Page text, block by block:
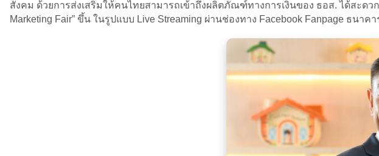
สังคม ด้วยการส่งเสริมให้คนไทยสามารถเข้าถึงผลิตภัณฑ์ทางการเงินของ ธอส. ได้สะดว
Marketing Fair” ขึ้น ในรูปแบบ Live Streaming ผ่านช่องทาง Facebook Fanpage ธน